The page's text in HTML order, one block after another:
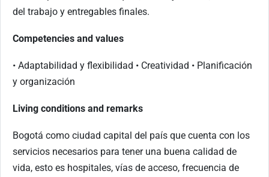
del trabajo y entregables finales.
Competencies and values
• Adaptabilidad y flexibilidad • Creatividad • Planificación
y organización
Living conditions and remarks
Bogotá como ciudad capital del país que cuenta con los
servicios necesarios para tener una buena calidad de
vida, esto es hospitales, vías de acceso, frecuencia de